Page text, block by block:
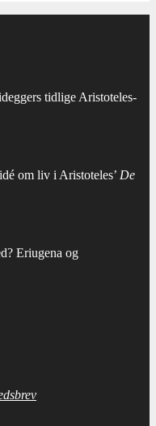
tidlige Aristoteles-
om liv i Aristoteles’ De
Eriugena og